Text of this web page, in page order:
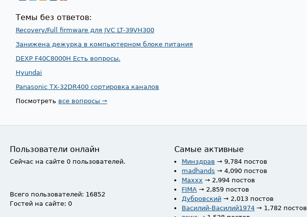
Темы без ответов:
Recovery/Full firmware для JVC LT-39VH300
Занижена дежурка в компьютерном блоке питания
DEXP F40C8000H Есть вопросы.
Hyundai
Panasonic TX-32DR400 сортировка каналов
Посмотреть все вопросы →
Пользователи онлайн
Сейчас на сайте 0 пользователей.
Всего пользователей: 16852
Гостей на сайте: 0
Самые активные
Минздрав → 9,784 постов
madhands → 4,090 постов
Maxxx → 2,994 постов
FIMA → 2,859 постов
Дубровский → 2,013 постов
Василий-Василий1974 → 1,782 постов